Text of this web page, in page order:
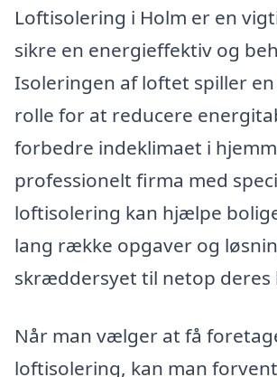
Loftisolering i Holm er en
sikre en energieffektiv og
Isoleringen af loftet spiller
rolle for at reducere
forbedre indeklimaet i
professionelt firma med
loftisolering kan hjælpe
lang række opgaver og
skræddersyet til netop deres
Når man vælger at få
loftisolering, kan man